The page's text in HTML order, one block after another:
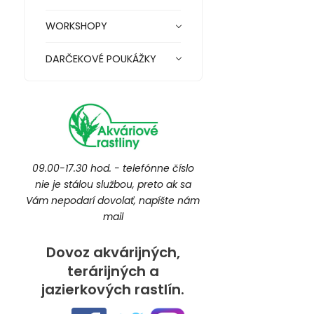
WORKSHOPY
DARČEKOVÉ POUKÁŽKY
09.00-17.30 hod. - telefónne číslo
nie je stálou službou, preto ak sa
Vám nepodarí dovolať, napíšte nám
mail
Dovoz akvárijných,
terárijných a
jazierkových rastlín.